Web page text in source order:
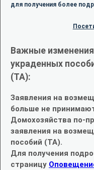
для получения более
Важные
украденных
(TA):
Заявления на
больше не
Домохозяйства по-
заявления на
пособий (TA).
Для получения
страницу